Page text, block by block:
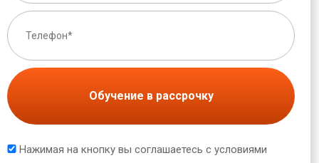
Обучение в рассрочку
Нажимая на кнопку вы соглашаетесь с условиями